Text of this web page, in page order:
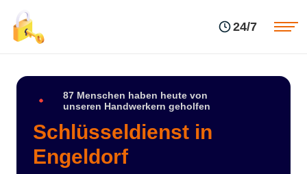
24/7
87 Menschen haben heute von
unseren Handwerkern geholfen
Schlüsseldienst in
Engeldorf